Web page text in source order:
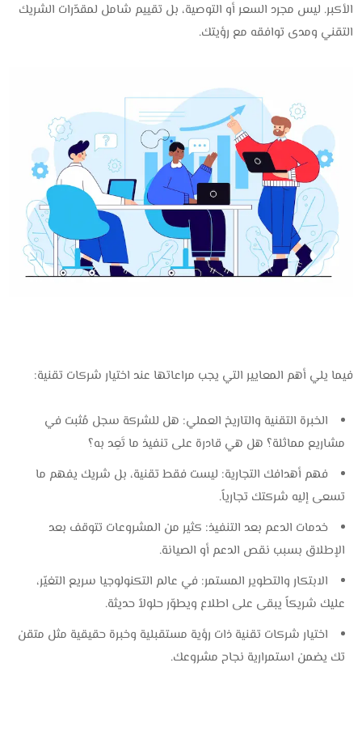
الأكبر. ليس مجرد السعر أو التوصية، بل تقييم شامل لمقدّرات الشريك
التقني ومدى توافقه مع رؤيتك.
فيما يلي أهم المعايير التي يجب مراعاتها عند اختيار شركات تقنية:
الخبرة التقنية والتاريخ العملي: هل للشركة سجل مُثبت في
مشاريع مماثلة؟ هل هي قادرة على تنفيذ ما تَعِد به؟
فهم أهدافك التجارية: ليست فقط تقنية، بل شريك يفهم ما
تسعى إليه شركتك تجارياً.
خدمات الدعم بعد التنفيذ: كثير من المشروعات تتوقف بعد
الإطلاق بسبب نقص الدعم أو الصيانة.
الابتكار والتطوير المستمر: في عالم التكنولوجيا سريع التغيّر،
عليك شريكاً يبقى على اطلاع ويطوّر حلولاً حديثة.
اختيار شركات تقنية ذات رؤية مستقبلية وخبرة حقيقية مثل ‎متقن
تك‎ يضمن استمرارية نجاح مشروعك.